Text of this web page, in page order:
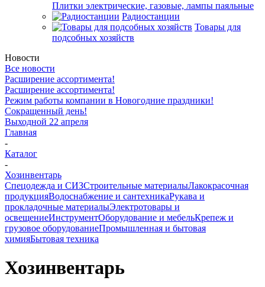
Плитки электрические, газовые, лампы паяльные
Радиостанции
Товары для
подсобных хозяйств
Новости
Все новости
Расширение ассортимента!
Расширение ассортимента!
Режим работы компании в Новогодние праздники!
Сокращенный день!
Выходной 22 апреля
Главная
-
Каталог
-
Хозинвентарь
Спецодежда и СИЗСтроительные материалыЛакокрасочная
продукцияВодоснабжение и сантехникаРукава и
прокладочные материалыЭлектротовары и
освещениеИнструментОборудование и мебельКрепеж и
грузовое оборудованиеПромышленная и бытовая
химияБытовая техника
Хозинвентарь